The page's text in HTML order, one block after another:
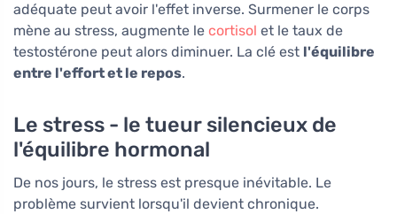
adéquate peut avoir l'effet inverse. Surmener le corps
mène au stress, augmente le cortisol et le taux de
testostérone peut alors diminuer. La clé est l'équilibre
entre l'effort et le repos.
Le stress - le tueur silencieux de
l'équilibre hormonal
De nos jours, le stress est presque inévitable. Le
problème survient lorsqu'il devient chronique.